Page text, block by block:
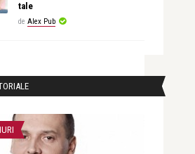
tale
de Alex Pub